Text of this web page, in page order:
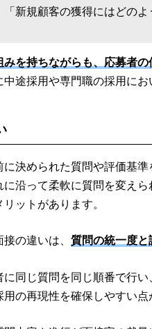
「新規顧客の獲得にはどの
みを持ちながらも、応募者
途採用や専門職の採用にお
決められた質問や評価基準
に沿って柔軟に質問を変え
ットがあります。
の違いは、 質問の統一度と
同じ質問を同じ順番で行
の再現性を確保しやすい点